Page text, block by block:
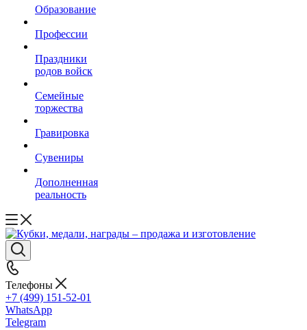
Образование
Профессии
Праздники
родов войск
Семейные
торжества
Гравировка
Сувениры
Дополненная
реальность
Телефоны
+7 (499) 151-52-01
WhatsApp
Telegram